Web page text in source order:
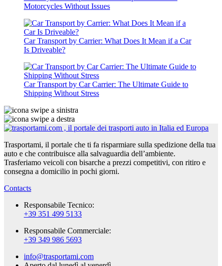
Motorcycles Without Issues
Car Transport by Carrier: What Does It Mean if a Car
Is Driveable?
Car Transport by Car Carrier: The Ultimate Guide to
Shipping Without Stress
Trasportami, il portale che ti fa risparmiare sulla spedizione della tua
auto e che contribuisce alla salvaguardia dell’ambiente.
Trasferiamo veicoli con bisarche a prezzi competitivi, con ritiro e
consegna a domicilio in pochi giorni.
Contacts
Responsabile Tecnico:
+39 351 499 5133
Responsabile Commerciale:
+39 349 986 5693
info@trasportami.com